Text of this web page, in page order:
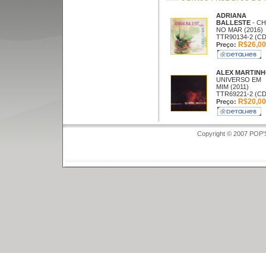
ADRIANA
BALLESTE -
NO MAR (2016)
TTR90134-2
Preço: R$26,00
ALEX
UNIVERSO EM
MIM (2011)
TTR69221-2
Preço: R$20,00
Copyright © 2007